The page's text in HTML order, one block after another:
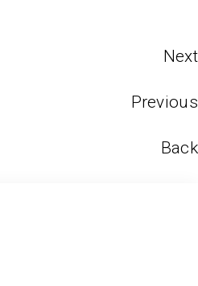
Next
Previous
Back